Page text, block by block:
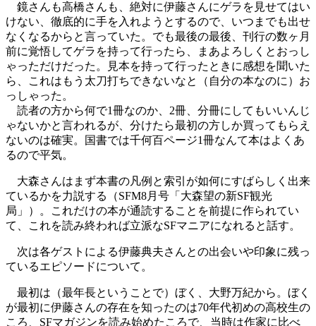
鏡さんも高橋さんも、絶対に伊藤さんにゲラを見せてはい
けない、徹底的に手を入れようとするので、いつまでも出せ
なくなるからと言っていた。でも最後の最後、刊行の数ヶ月
前に覚悟してゲラを持って行ったら、まあよろしくとおっし
ゃっただけだった。見本を持って行ったときに感想を聞いた
ら、これはもう太刀打ちできないなと（自分の本なのに）お
っしゃった。
読者の方から何で1冊なのか、2冊、分冊にしてもいいんじ
ゃないかと言われるが、分けたら最初の方しか買ってもらえ
ないのは確実。国書では千何百ページ1冊なんて本はよくあ
るので平気。
大森さんはまず本書の凡例と索引が如何にすばらしく出来
ているかを力説する（SFM8月号「大森望の新SF観光
局」）。これだけの本が通読することを前提に作られてい
て、これを読み終われば立派なSFマニアになれると話す。
次は各ゲストによる伊藤典夫さんとの出会いや印象に残っ
ているエピソードについて。
最初は（最年長ということで）ぼく、大野万紀から。ぼく
が最初に伊藤さんの存在を知ったのは70年代初めの高校生の
ころ、SFマガジンを読み始めたころで、当時は作家に比べ